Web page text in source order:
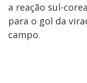
a reação sul-
para o gol da
campo.